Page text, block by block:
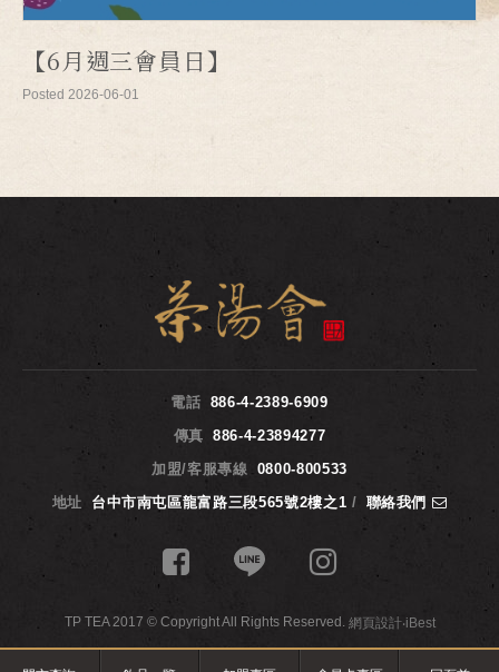
【6月週三會員日】
Posted 2026-06-01
電話 886-4-2389-6909
傳真
886-4-23894277
加盟/客服專線 0800-800533
地址
台中市南屯區龍富路三段565號2樓之1 / 聯絡我們
TP TEA 2017 © Copyright All Rights Reserved. 網頁設計‧iBest